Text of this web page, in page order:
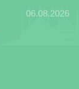
06.08.2026